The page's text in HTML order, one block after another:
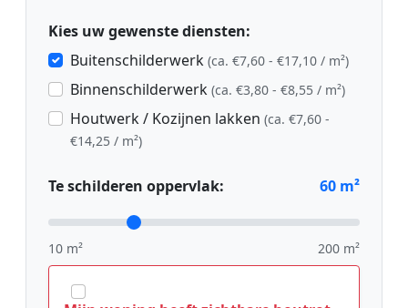
Kies uw gewenste diensten:
Buitenschilderwerk (ca. €7,60 - €17,10 / m²)
Binnenschilderwerk (ca. €3,80 - €8,55 / m²)
Houtwerk / Kozijnen lakken (ca. €7,60 -
€14,25 / m²)
Te schilderen oppervlak: 60 m²
10 m² 200 m²